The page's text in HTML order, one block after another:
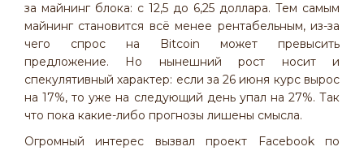
за майнинг блока: с 12,5 до 6,25 доллара. Тем самым
майнинг становится всё менее рентабельным, из-за
чего спрос на Bitcoin может превысить
предложение. Но нынешний рост носит и
спекулятивный характер: если за 26 июня курс вырос
на 17%, то уже на следующий день упал на 27%. Так
что пока какие-либо прогнозы лишены смысла.
Огромный интерес вызвал проект Facebook по